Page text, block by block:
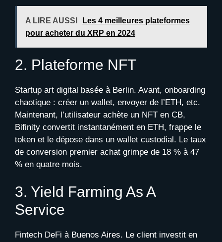
A LIRE AUSSI
Les 4 meilleures plateformes
pour acheter du XRP en 2024
2. Plateforme NFT
Startup art digital basée à Berlin. Avant, onboarding
chaotique : créer un wallet, envoyer de l’ETH, etc.
Maintenant, l’utilisateur achète un NFT en CB,
Bifinity convertit instantanément en ETH, frappe le
token et le dépose dans un wallet custodial. Le taux
de conversion premier achat grimpe de 18 % à 47
% en quatre mois.
3. Yield Farming As A
Service
Fintech DeFi à Buenos Aires. Le client investit en